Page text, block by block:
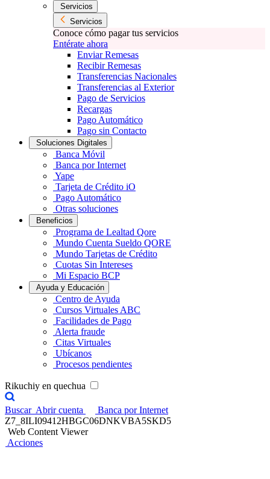
Servicios
Servicios
Conoce cómo pagar tus servicios
Entérate ahora
Enviar Remesas
Recibir Remesas
Transferencias Nacionales
Transferencias al Exterior
Pago de Servicios
Recargas
Pago Automático
Pago sin Contacto
Soluciones Digitales
Banca Móvil
Banca por Internet
Yape
Tarjeta de Crédito iO
Pago Automático
Otras soluciones
Beneficios
Programa de Lealtad Qore
Mundo Cuenta Sueldo QORE
Mundo Tarjetas de Crédito
Cuotas Sin Intereses
Mi Espacio BCP
Ayuda y Educación
Centro de Ayuda
Cursos Virtuales ABC
Facilidades de Pago
Alerta fraude
Citas Virtuales
Ubícanos
Procesos pendientes
Rikuchiy en quechua
Buscar Abrir cuenta
Banca por Internet
Z7_8ILI09412HBGC06DNKVBA5SKD5
Web Content Viewer
Acciones